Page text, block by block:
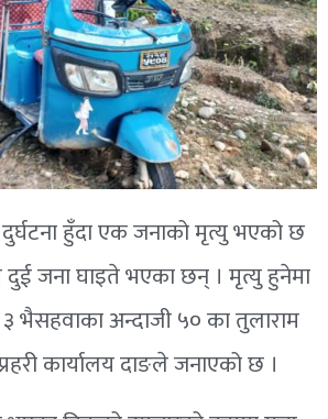
हुँदा एक जनाको मृत्यु भएको छ
दुई जना घाइते भएका छन् । मृत्यु हुनेमा
भैसहवाका अन्दाजी ५० का तुलाराम
कार्यालय दाङले जनाएको छ ।